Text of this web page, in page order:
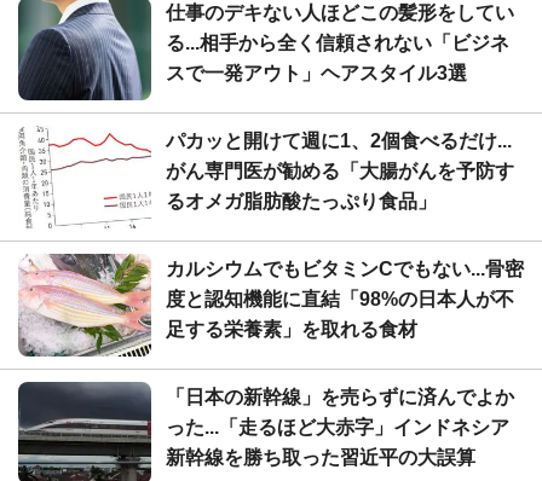
仕事のデキない人ほどこの髪形をしてい
る...相手から全く信頼されない「ビジネ
スで一発アウト」ヘアスタイル3選
パカッと開けて週に1、2個食べるだけ...
がん専門医が勧める「大腸がんを予防す
るオメガ脂肪酸たっぷり食品」
カルシウムでもビタミンCでもない...骨密
度と認知機能に直結「98%の日本人が不
足する栄養素」を取れる食材
「日本の新幹線」を売らずに済んでよか
った...「走るほど大赤字」インドネシア
新幹線を勝ち取った習近平の大誤算